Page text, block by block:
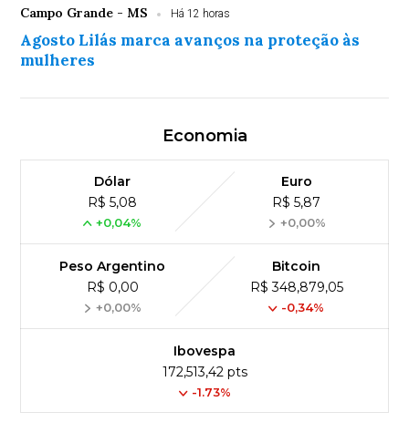
Campo Grande - MS Há 12 horas
Agosto Lilás marca avanços na proteção às
mulheres
Economia
Dólar
R$ 5,08
+0,04%
Euro
R$ 5,87
+0,00%
Peso Argentino
R$ 0,00
+0,00%
Bitcoin
R$ 348,879,05
-0,34%
Ibovespa
172,513,42 pts
-1.73%